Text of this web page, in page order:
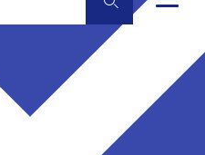
antikroppar mot